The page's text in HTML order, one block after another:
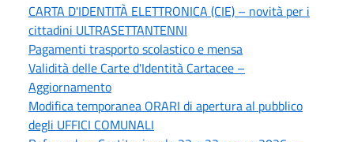
CARTA D'IDENTITÀ ELETTRONICA (CIE) – novità per i
cittadini ULTRASETTANTENNI
Pagamenti trasporto scolastico e mensa
Validità delle Carte d'Identità Cartacee –
Aggiornamento
Modifica temporanea ORARI di apertura al pubblico
degli UFFICI COMUNALI